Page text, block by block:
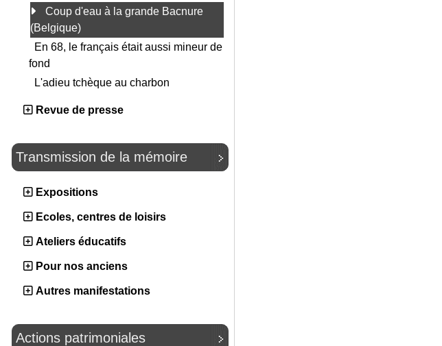
Coup d'eau à la grande Bacnure
(Belgique)
En 68, le français était aussi mineur de
fond
L'adieu tchèque au charbon
Revue de presse
Transmission de la mémoire
Expositions
Ecoles, centres de loisirs
Ateliers éducatifs
Pour nos anciens
Autres manifestations
Actions patrimoniales